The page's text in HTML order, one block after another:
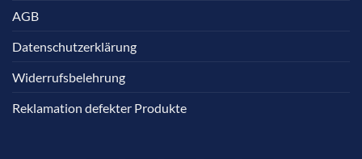
AGB
Datenschutzerklärung
Widerrufsbelehrung
Reklamation defekter Produkte